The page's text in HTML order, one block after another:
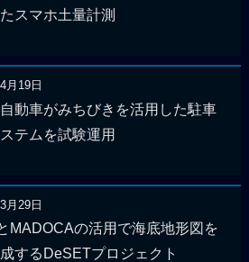
スマホ土量計測
月19日
自動車がみちびきを活用した駐車
テムを試験運用
月29日
MADOCAの活用で海底地形図を
するDeSETプロジェクト